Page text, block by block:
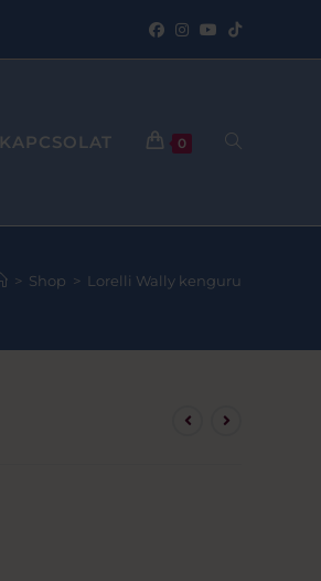
KAPCSOLAT 0
> Shop > Lorelli Wally kenguru